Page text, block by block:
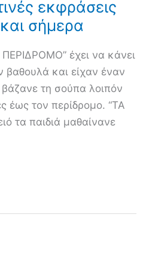
εκφράσεις
σήμερα
έχει να κάνει
βαθουλά και είχαν έναν
τη σούπα λοιπόν
έως τον περίδρομο. “ΤΑ
τα παιδιά μαθαίνανε